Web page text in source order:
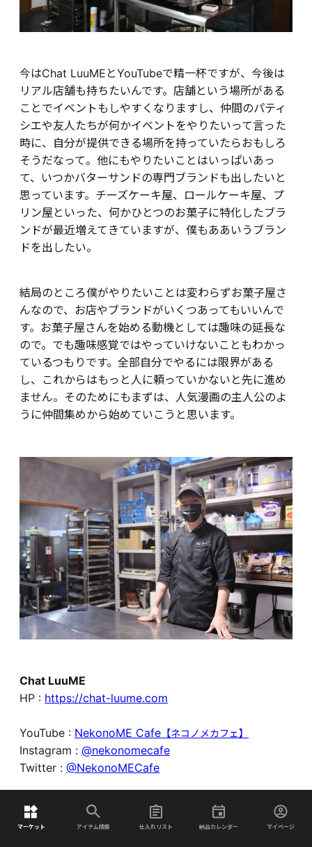
マーケット アイテム検索 仕入れリスト 納品カレンダー マイページ
今はChat LuuMEとYouTubeで精一杯ですが、今後は
リアル店舗も持ちたいんです。店舗という場所がある
ことでイベントもしやすくなりますし、仲間のパティ
シエや友人たちが何かイベントをやりたいって言った
時に、自分が提供できる場所を持っていたらおもしろ
そうだなって。他にもやりたいことはいっぱいあっ
て、いつかバターサンドの専門ブランドも出したいと
思っています。チーズケーキ屋、ロールケーキ屋、プ
リン屋といった、何かひとつのお菓子に特化したブラ
ンドが最近増えてきていますが、僕もああいうブラン
ドを出したい。
結局のところ僕がやりたいことは変わらずお菓子屋さ
んなので、お店やブランドがいくつあってもいいんで
す。お菓子屋さんを始める動機としては趣味の延長な
ので。でも趣味感覚ではやっていけないこともわかっ
ているつもりです。全部自分でやるには限界がある
し、これからはもっと人に頼っていかないと先に進め
ません。そのためにもまずは、人気漫画の主人公のよ
うに仲間集めから始めていこうと思います。
Chat LuuME
HP : https://chat-luume.com
YouTube : NekonoME Cafe 【ネコノメカフェ】
Instagram : @nekonomecafe
Twitter : @NekonoMECafe